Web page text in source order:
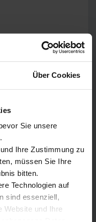
Über Cookies
Sie unsere
Ihre Zustimmung zu
müssen Sie Ihre
bitten.
Technologien auf
sind essenziell,
Website und Ihre
sind unsere
Region: